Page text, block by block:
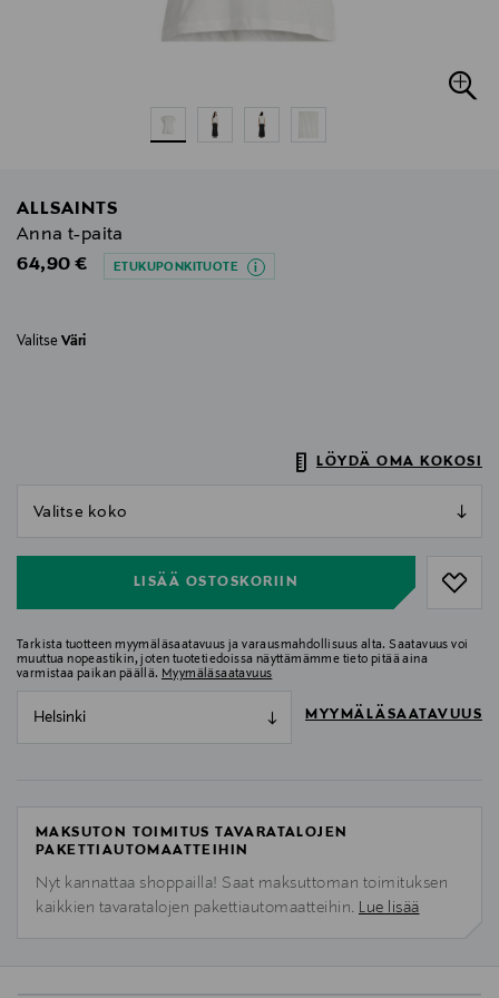
ALLSAINTS
Anna t-paita
Original Price
64,90 € ETUKUPONKITUOTE
Valitse Väri
LÖYDÄ OMA KOKOSI
LISÄÄ OSTOSKORIIN
Tarkista tuotteen myymäläsaatavuus ja varausmahdollisuus alta. Saatavuus voi
muuttua nopeastikin, joten tuotetiedoissa näyttämämme tieto pitää aina
varmistaa paikan päällä. Myymäläsaatavuus
Helsinki MYYMÄLÄSAATAVUUS
MAKSUTON TOIMITUS TAVARATALOJEN
PAKETTIAUTOMAATTEIHIN
Nyt kannattaa shoppailla! Saat maksuttoman toimituksen
kaikkien tavaratalojen pakettiautomaatteihin. Lue lisää